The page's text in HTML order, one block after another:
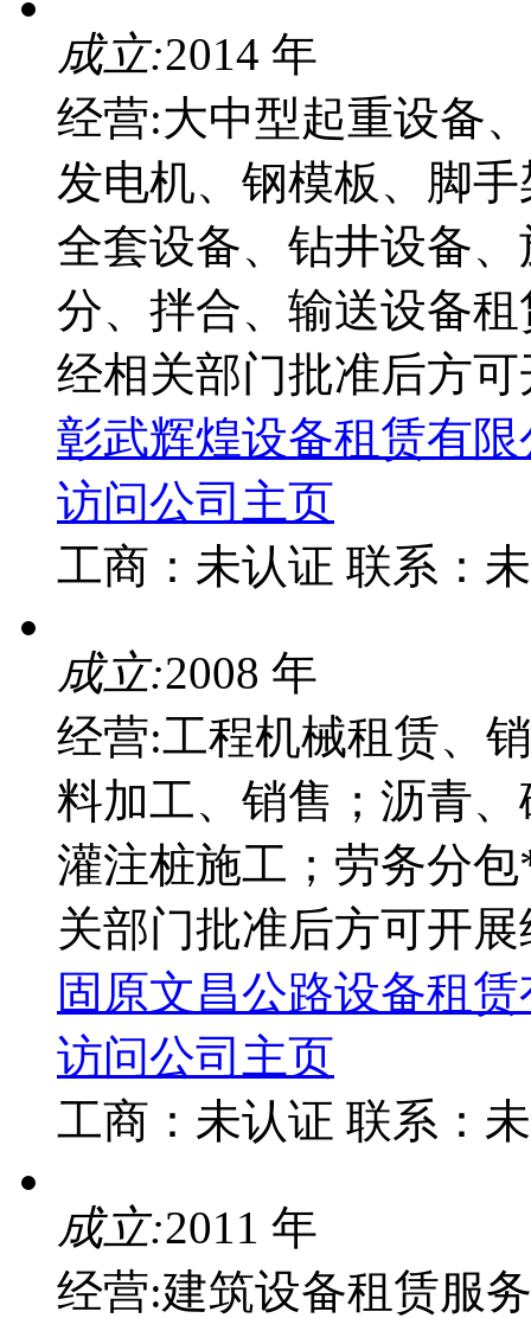
成立:2014 年
经营:大中型起重设备
发电机、钢模板、脚
全套设备、钻井设备
分、拌合、输送设备
经相关部门批准后方
彰武辉煌设备租赁有限
访问公司主页
工商： 未认证 联系：
成立:2008 年
经营:工程机械租赁、
料加工、销售；沥青
灌注桩施工；劳务分
关部门批准后方可开
固原文昌公路设备租
访问公司主页
工商： 未认证 联系：
成立:2011 年
经营:建筑设备租赁服